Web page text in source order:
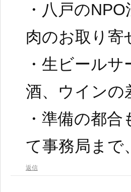
・八戸の
肉のお取り寄
・生ビール
酒、ウインの
・準備の都
て事務局まで
返信